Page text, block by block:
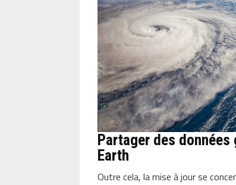
Partager des
Earth
Outre cela, la mise à jour se